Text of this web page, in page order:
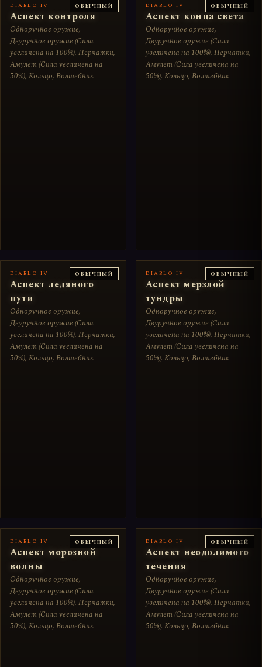
ОБЫЧНЫЙ
DIABLO IV
Аспект контроля
Одноручное оружие,
Двуручное оружие (Сила
увеличена на 100%), Перчатки,
Амулет (Сила увеличена на
50%), Кольцо, Волшебник
ОБЫЧНЫЙ
DIABLO IV
Аспект конца света
Одноручное оружие,
Двуручное оружие (Сила
увеличена на 100%), Перчатки,
Амулет (Сила увеличена на
50%), Кольцо, Волшебник
ОБЫЧНЫЙ
DIABLO IV
Аспект ледяного
пути
Одноручное оружие,
Двуручное оружие (Сила
увеличена на 100%), Перчатки,
Амулет (Сила увеличена на
50%), Кольцо, Волшебник
ОБЫЧНЫЙ
DIABLO IV
Аспект мерзлой
тундры
Одноручное оружие,
Двуручное оружие (Сила
увеличена на 100%), Перчатки,
Амулет (Сила увеличена на
50%), Кольцо, Волшебник
ОБЫЧНЫЙ
DIABLO IV
Аспект морозной
волны
Одноручное оружие,
Двуручное оружие (Сила
увеличена на 100%), Перчатки,
Амулет (Сила увеличена на
50%), Кольцо, Волшебник
ОБЫЧНЫЙ
DIABLO IV
Аспект неодолимого
течения
Одноручное оружие,
Двуручное оружие (Сила
увеличена на 100%), Перчатки,
Амулет (Сила увеличена на
50%), Кольцо, Волшебник